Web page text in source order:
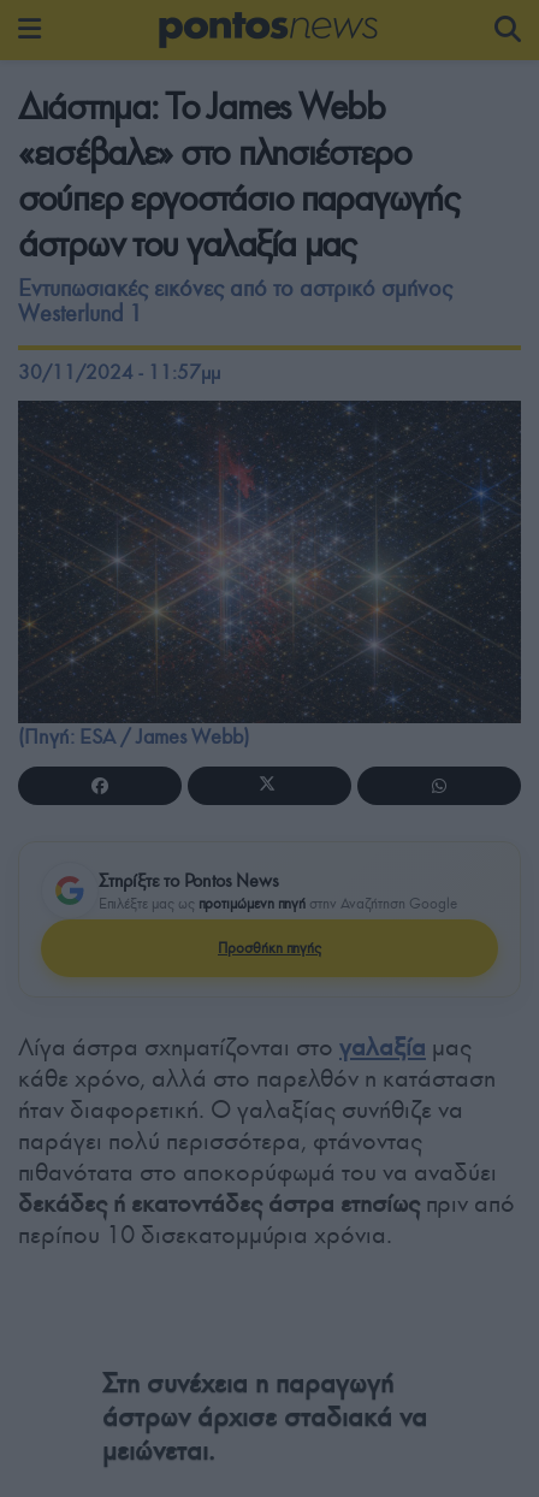
Διάστημα: Το James Webb
«εισέβαλε» στο πλησιέστερο
σούπερ εργοστάσιο παραγωγής
άστρων του γαλαξία μας
Εντυπωσιακές εικόνες από το αστρικό σμήνος
Westerlund 1
30/11/2024 - 11:57μμ
(Πηγή: ESA / James Webb)
Στηρίξτε το Pontos News
Επιλέξτε μας ως προτιμώμενη πηγή στην Αναζήτηση Google
Προσθήκη πηγής
Λίγα άστρα σχηματίζονται στο γαλαξία μας
κάθε χρόνο, αλλά στο παρελθόν η κατάσταση
ήταν διαφορετική. Ο γαλαξίας συνήθιζε να
παράγει πολύ περισσότερα, φτάνοντας
πιθανότατα στο αποκορύφωμά του να αναδύει
δεκάδες ή εκατοντάδες άστρα ετησίωςπριν από
περίπου 10 δισεκατομμύρια χρόνια.
Στη συνέχεια η παραγωγή
άστρων άρχισε σταδιακά να
μειώνεται.